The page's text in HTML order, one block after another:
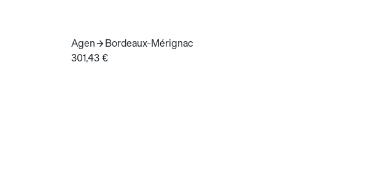
Agen
Bordeaux-Mérignac
301,43 €